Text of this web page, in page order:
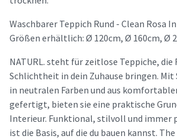
Waschbarer Teppich Rund - Clean Rosa
Größen erhältlich: Ø 120cm, Ø 160cm, Ø
NATURL. steht für zeitlose Teppiche, die
Schlichtheit in dein Zuhause bringen.
in neutralen Farben und aus
gefertigt, bieten sie eine praktische
Interieur. Funktional, stilvoll und immer
ist die Basis, auf die du bauen kannst.